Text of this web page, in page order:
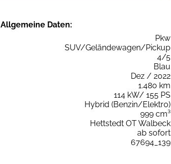
Allgemeine Daten:
Pkw
SUV/Geländewagen/Pickup
4/5
Blau
Dez / 2022
1.480 km
114 kW/ 155 PS
Hybrid (Benzin/Elektro)
999 cm³
Hettstedt OT Walbeck
ab sofort
67694_139